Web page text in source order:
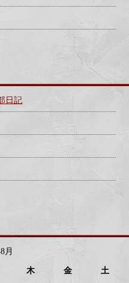
日記
月
木 金
土